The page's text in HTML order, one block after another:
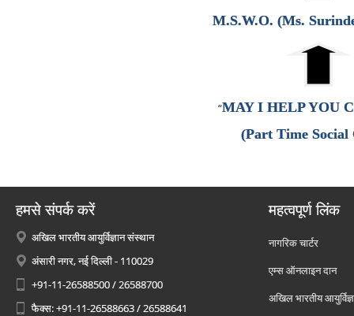
M.S.W.O. (Ms.
“MAY I HELP YOU
(Part Time Social
हमसे संपर्क करें
अखिल भारतीय आयुर्विज्ञान संस्थान
अंसारी नगर, नई दिल्ली - 110029
+91-11-26588500 / 26588700
फैक्स: +91-11-26588663 / 26588641
महत्वपूर्ण लिंक
नागरिक चार्टर
एम्स ऑनलाइन दान
अखिल भारतीय